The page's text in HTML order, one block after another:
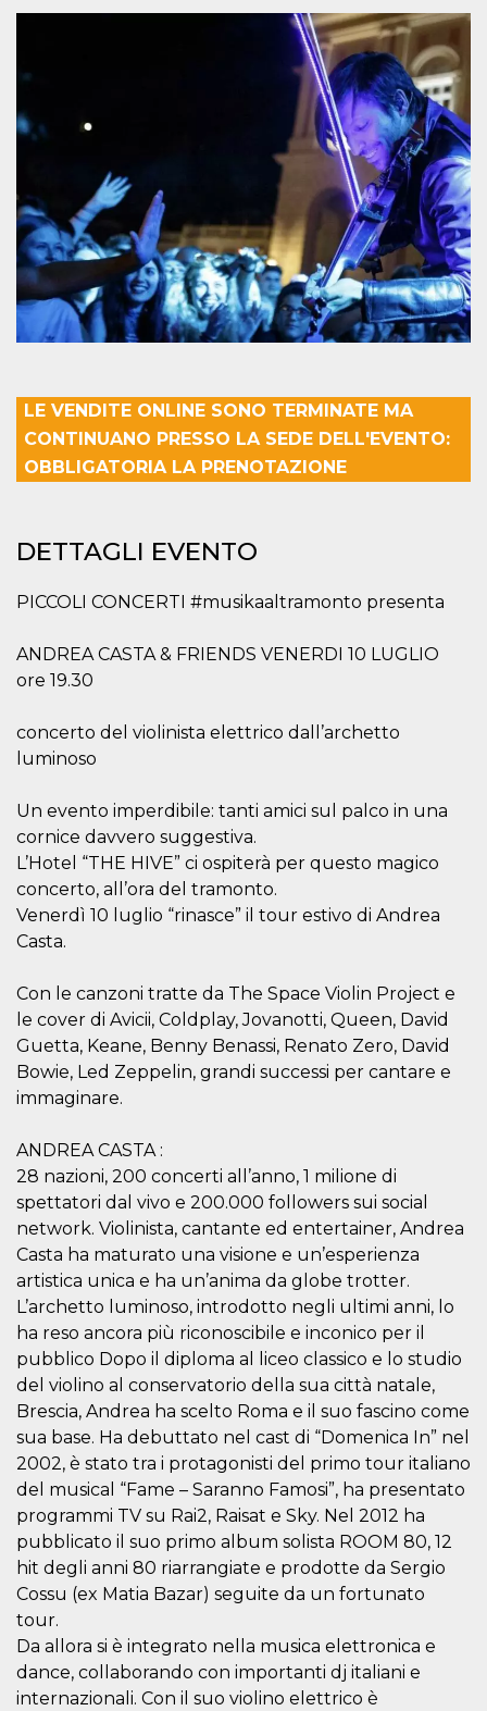
LE VENDITE ONLINE SONO TERMINATE MA
CONTINUANO PRESSO LA SEDE DELL'EVENTO:
OBBLIGATORIA LA PRENOTAZIONE
DETTAGLI EVENTO
PICCOLI CONCERTI #musikaaltramonto presenta
ANDREA CASTA & FRIENDS VENERDI 10 LUGLIO
ore 19.30
concerto del violinista elettrico dall’archetto
luminoso
Un evento imperdibile: tanti amici sul palco in una
cornice davvero suggestiva.
L’Hotel “THE HIVE” ci ospiterà per questo magico
concerto, all’ora del tramonto.
Venerdì 10 luglio “rinasce” il tour estivo di Andrea
Casta.
Con le canzoni tratte da The Space Violin Project e
le cover di Avicii, Coldplay, Jovanotti, Queen, David
Guetta, Keane, Benny Benassi, Renato Zero, David
Bowie, Led Zeppelin, grandi successi per cantare e
immaginare.
ANDREA CASTA :
28 nazioni, 200 concerti all’anno, 1 milione di
spettatori dal vivo e 200.000 followers sui social
network. Violinista, cantante ed entertainer, Andrea
Casta ha maturato una visione e un’esperienza
artistica unica e ha un’anima da globe trotter.
L’archetto luminoso, introdotto negli ultimi anni, lo
ha reso ancora più riconoscibile e inconico per il
pubblico Dopo il diploma al liceo classico e lo studio
del violino al conservatorio della sua città natale,
Brescia, Andrea ha scelto Roma e il suo fascino come
sua base. Ha debuttato nel cast di “Domenica In” nel
2002, è stato tra i protagonisti del primo tour italiano
del musical “Fame – Saranno Famosi”, ha presentato
programmi TV su Rai2, Raisat e Sky. Nel 2012 ha
pubblicato il suo primo album solista ROOM 80, 12
hit degli anni 80 riarrangiate e prodotte da Sergio
Cossu (ex Matia Bazar) seguite da un fortunato
tour.
Da allora si è integrato nella musica elettronica e
dance, collaborando con importanti dj italiani e
internazionali. Con il suo violino elettrico è
un numero
generato in
modo casuale, il
modo in cui
viene utilizzato
può essere
specifico per il
sito, ma un
buon esempio è
mantenere uno
stato di accesso
per un utente
tra le pagine.
m
Stripe
m.stripe.com
1 anno 1
mese
Questo cookie
viene
generalmente
utilizzato per le
prestazioni e
l'ottimizzazione
dei servizi di
elaborazione
dei contenuti
sul browser per
rendere le
pagine più
consenso sui
necessario che il
banner dei
funzioni
correttamente.
Nome
Storage
type
Descrizione
fbssls_314278995690155
Session
wpEmojiSettingsSupports
Session
storage
Nome
Meta
Platform Inc.
.facebook.com
settimane
2 giorni
utente. Può
essere di
o
datr
Meta
Platform Inc.
.facebook.com
2 anni
identifica il
browser
connette a
Facebook.
Facebook
dell'utente.
Facebook
che viene
aiutare con
sicurezza
di accesso
sospette, in
particolare
bot che
di accedere
servizio.
afferma
associato a